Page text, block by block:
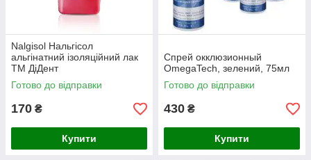
Nalgisol Нальгісол
альгінатний ізоляційний лак
ТМ ДіДент
Готово до відправки
170 ₴
Купити
Спрей окклюзионный
OmegaTech, зелений, 75мл
Готово до відправки
430 ₴
Купити